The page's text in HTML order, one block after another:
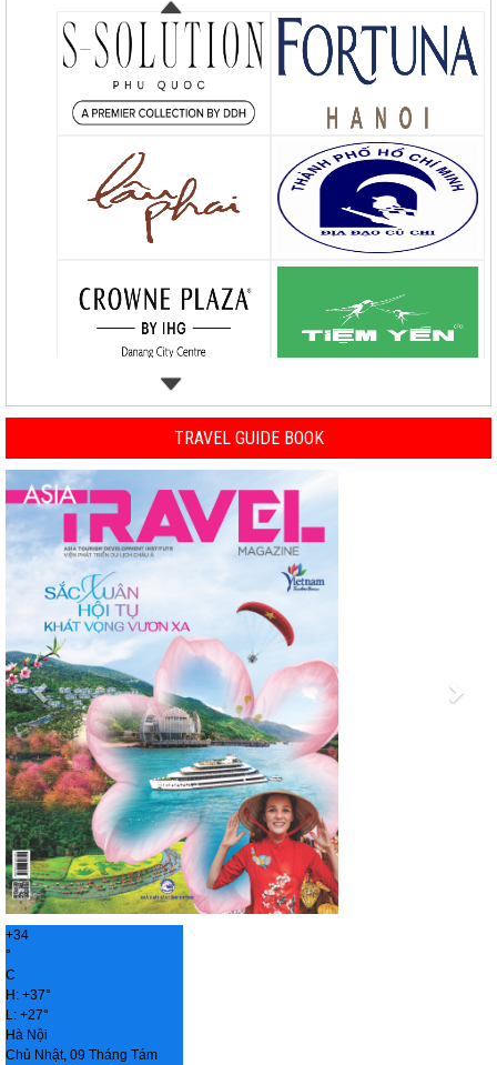
TRAVEL GUIDE BOOK
Previous
+34
°
C
H: +37°
L: +27°
Hà Nội
Chủ Nhật, 09 Tháng Tám